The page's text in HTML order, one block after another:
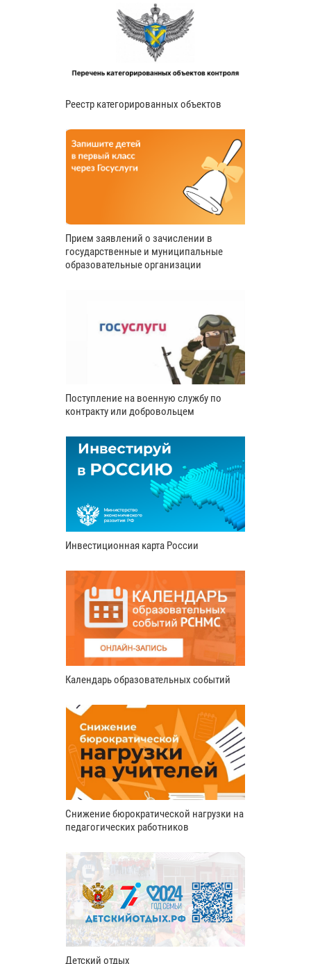
Реестр категорированных объектов
Прием заявлений о зачислении в
государственные и муниципальные
образовательные организации
Поступление на военную службу по
контракту или добровольцем
Инвестиционная карта России
Календарь образовательных событий
Снижение бюрократической нагрузки на
педагогических работников
Детский отдых